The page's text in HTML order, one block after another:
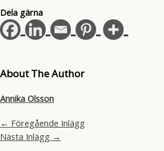
Dela gärna
About The Author
Annika Olsson
← Föregående Inlägg
Nästa Inlägg →